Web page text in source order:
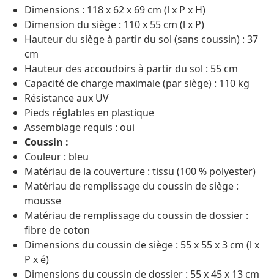
Dimensions : 118 x 62 x 69 cm (l x P x H)
Dimension du siège : 110 x 55 cm (l x P)
Hauteur du siège à partir du sol (sans coussin) : 37
cm
Hauteur des accoudoirs à partir du sol : 55 cm
Capacité de charge maximale (par siège) : 110 kg
Résistance aux UV
Pieds réglables en plastique
Assemblage requis : oui
Coussin :
Couleur : bleu
Matériau de la couverture : tissu (100 % polyester)
Matériau de remplissage du coussin de siège :
mousse
Matériau de remplissage du coussin de dossier :
fibre de coton
Dimensions du coussin de siège : 55 x 55 x 3 cm (l x
P x é)
Dimensions du coussin de dossier : 55 x 45 x 13 cm